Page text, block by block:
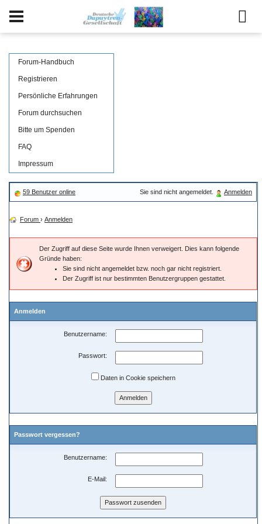
Forum-Handbuch
Registrieren
Persönliche Erfahrungen
Forum durchsuchen
Bitte um Spenden
FAQ
Impressum
59 Benutzer online Sie sind nicht angemeldet. Anmelden
Forum › Anmelden
Der Zugriff auf diese Seite wurde Ihnen verweigert. Dies kann folgende
Gründe haben:
Sie sind nicht angemeldet bzw. noch gar nicht registriert.
Der Zugriff ist nur bestimmten Benutzergruppen gestattet.
Anmelden
Benutzername:
Passwort:
Daten in Cookie speichern
Passwort vergessen?
Benutzername:
E-Mail: